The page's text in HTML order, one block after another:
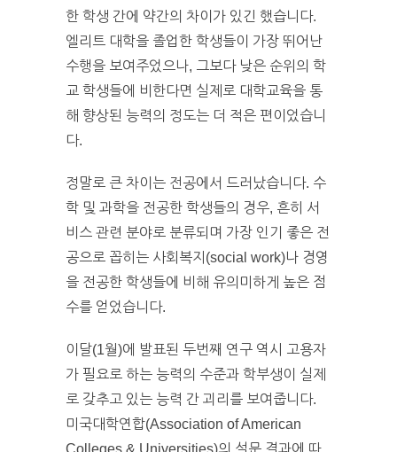
한 학생 간에 약간의 차이가 있긴 했습니다.
엘리트 대학을 졸업한 학생들이 가장 뛰어난
수행을 보여주었으나, 그보다 낮은 순위의 학
교 학생들에 비한다면 실제로 대학교육을 통
해 향상된 능력의 정도는 더 적은 편이었습니
다.
정말로 큰 차이는 전공에서 드러났습니다. 수
학 및 과학을 전공한 학생들의 경우, 흔히 서
비스 관련 분야로 분류되며 가장 인기 좋은 전
공으로 꼽히는 사회복지(social work)나 경영
을 전공한 학생들에 비해 유의미하게 높은 점
수를 얻었습니다.
이달(1월)에 발표된 두번째 연구 역시 고용자
가 필요로 하는 능력의 수준과 학부생이 실제
로 갖추고 있는 능력 간 괴리를 보여줍니다.
미국대학연합(Association of American
Colleges & Universities)의 설문 결과에 따